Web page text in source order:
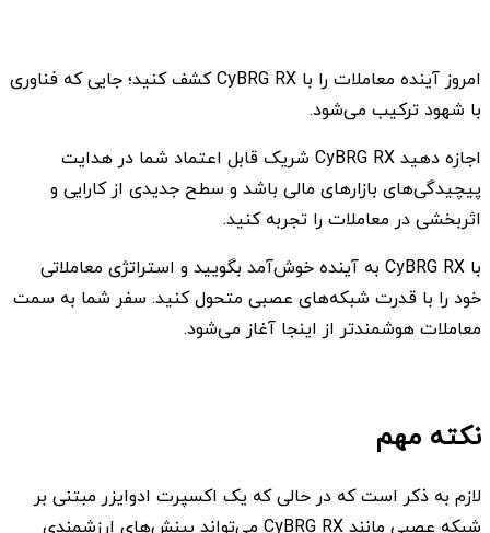
امروز آینده معاملات را با CyBRG RX کشف کنید؛ جایی که فناوری
با شهود ترکیب می‌شود.
اجازه دهید CyBRG RX شریک قابل اعتماد شما در هدایت
پیچیدگی‌های بازارهای مالی باشد و سطح جدیدی از کارایی و
اثربخشی در معاملات را تجربه کنید.
با CyBRG RX به آینده خوش‌آمد بگویید و استراتژی معاملاتی
خود را با قدرت شبکه‌های عصبی متحول کنید. سفر شما به سمت
معاملات هوشمندتر از اینجا آغاز می‌شود.
نکته مهم
لازم به ذکر است که در حالی که یک اکسپرت ادوایزر مبتنی بر
شبکه عصبی مانند CyBRG RX می‌تواند بینش‌های ارزشمندی